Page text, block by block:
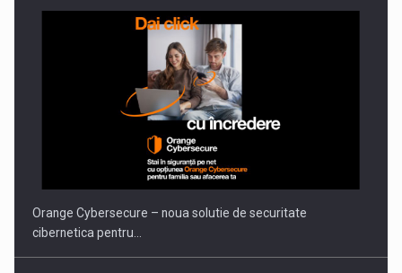
PUTTING ROMANIAN CORPORATE COMPANIES ON THE
INTERNATIONAL BUSINESS SCENE
Orange Cybersecure – noua solutie de securitate
cibernetica pentru…